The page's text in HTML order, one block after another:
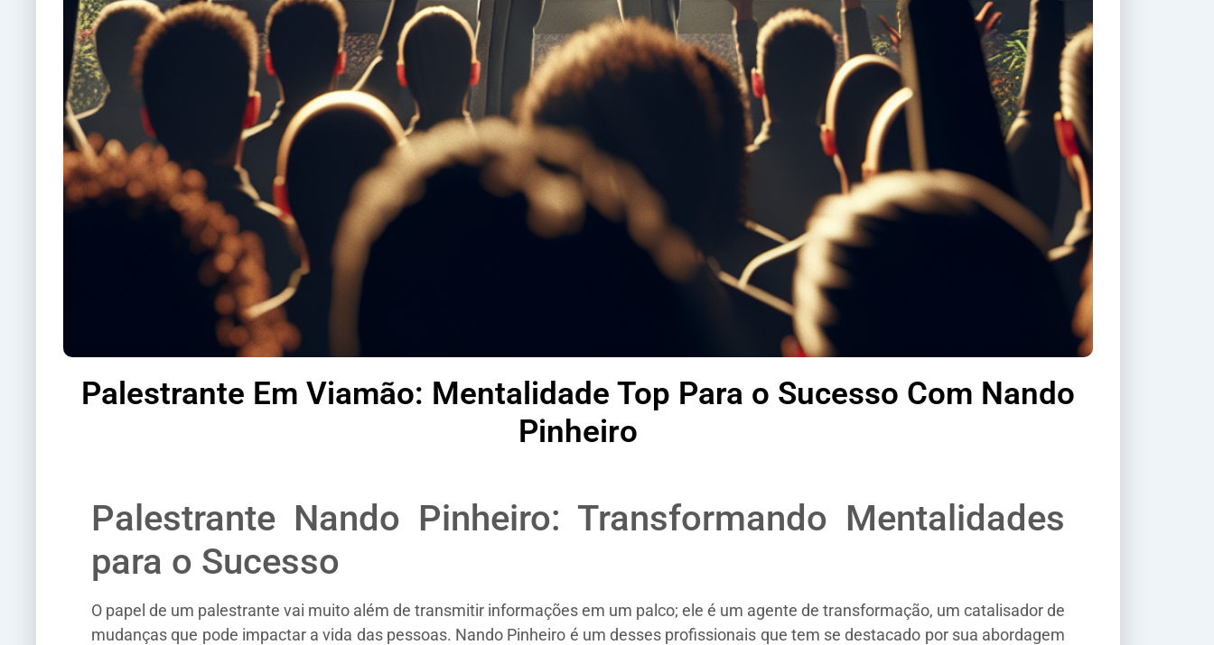
Palestrante Em Viamão: Mentalidade Top Para o Sucesso Com Nando
Pinheiro
Palestrante Nando Pinheiro: Transformando Mentalidades
para o Sucesso
O papel de um palestrante vai muito além de transmitir informações em um palco; ele é um agente de transformação, um catalisador de
mudanças que pode impactar a vida das pessoas. Nando Pinheiro é um desses profissionais que tem se destacado por sua abordagem